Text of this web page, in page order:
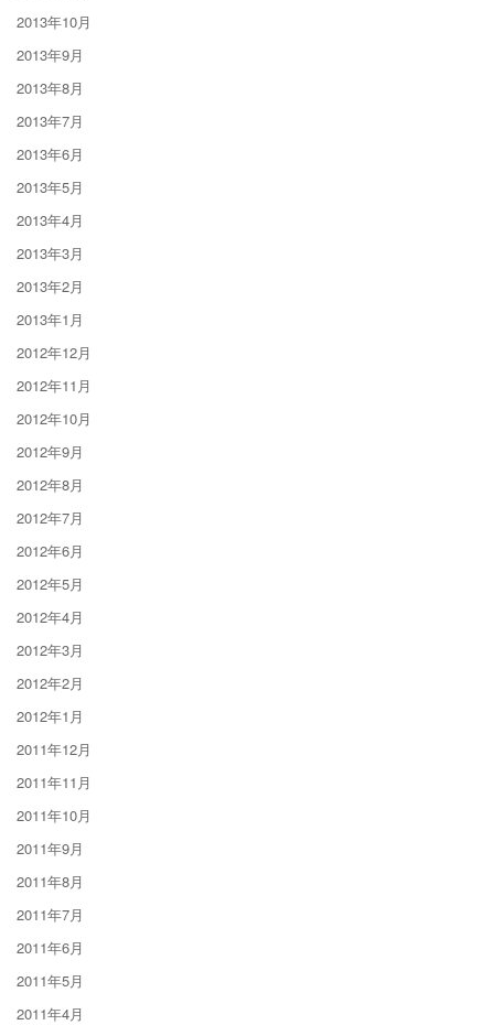
2013年10月
2013年9月
2013年8月
2013年7月
2013年6月
2013年5月
2013年4月
2013年3月
2013年2月
2013年1月
2012年12月
2012年11月
2012年10月
2012年9月
2012年8月
2012年7月
2012年6月
2012年5月
2012年4月
2012年3月
2012年2月
2012年1月
2011年12月
2011年11月
2011年10月
2011年9月
2011年8月
2011年7月
2011年6月
2011年5月
2011年4月